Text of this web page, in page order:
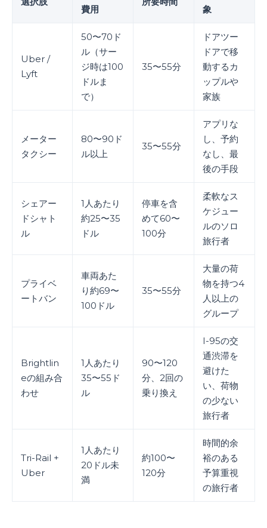
費用
象
Uber /
Lyft
50〜70ド
ル（サー
ジ時は100
ドルま
で）
35〜55分
ドアツー
ドアで移
動するカ
ップルや
家族
メーター
タクシー
80〜90ド
ル以上
35〜55分
アプリな
し、予約
なし、最
後の手段
シェアー
ドシャト
ル
1人あたり
約25〜35
ドル
停車を含
めて60〜
100分
柔軟なス
ケジュー
ルのソロ
旅行者
プライベ
ートバン
車両あた
り約69〜
100ドル
35〜55分
大量の荷
物を持つ4
人以上の
グループ
Brightlin
eの組み合
わせ
1人あたり
35〜55ド
ル
90〜120
分、2回の
乗り換え
I-95の交
通渋滞を
避けた
い、荷物
の少ない
旅行者
Tri-Rail +
Uber
1人あたり
20ドル未
満
約100〜
120分
時間的余
裕のある
予算重視
の旅行者